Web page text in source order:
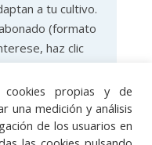
a tu cultivo.
(formato
haz clic
cookies propias y de
una medición y análisis
de los usuarios en